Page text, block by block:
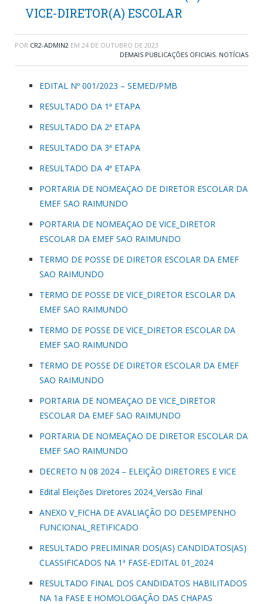
VICE-DIRETOR(A) ESCOLAR
POR CR2-ADMIN2 EM 24 DE OUTUBRO DE 2023
DEMAIS PUBLICAÇÕES OFICIAIS, NOTÍCIAS
EDITAL Nº 001/2023 – SEMED/PMB
RESULTADO DA 1ª ETAPA
RESULTADO DA 2ª ETAPA
RESULTADO DA 3ª ETAPA
RESULTADO DA 4ª ETAPA
PORTARIA DE NOMEAÇAO DE DIRETOR ESCOLAR DA
EMEF SAO RAIMUNDO
PORTARIA DE NOMEAÇAO DE VICE_DIRETOR
ESCOLAR DA EMEF SAO RAIMUNDO
TERMO DE POSSE DE DIRETOR ESCOLAR DA EMEF
SAO RAIMUNDO
TERMO DE POSSE DE VICE_DIRETOR ESCOLAR DA
EMEF SAO RAIMUNDO
TERMO DE POSSE DE VICE_DIRETOR ESCOLAR DA
EMEF SAO RAIMUNDO
TERMO DE POSSE DE DIRETOR ESCOLAR DA EMEF
SAO RAIMUNDO
PORTARIA DE NOMEAÇAO DE VICE_DIRETOR
ESCOLAR DA EMEF SAO RAIMUNDO
PORTARIA DE NOMEAÇAO DE DIRETOR ESCOLAR DA
EMEF SAO RAIMUNDO
DECRETO N 08 2024 – ELEIÇÃO DIRETORES E VICE
Edital Eleições Diretores 2024_Versão Final
ANEXO V_FICHA DE AVALIAÇÃO DO DESEMPENHO
FUNCIONAL_RETIFICADO
RESULTADO PRELIMINAR DOS(AS) CANDIDATOS(AS)
CLASSIFICADOS NA 1ª FASE-EDITAL 01_2024
RESULTADO FINAL DOS CANDIDATOS HABILITADOS
NA 1a FASE E HOMOLOGAÇÃO DAS CHAPAS